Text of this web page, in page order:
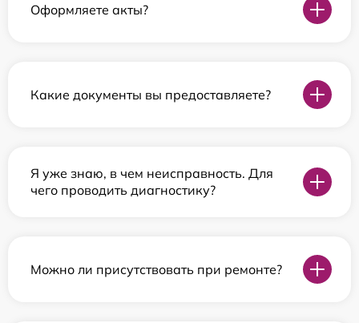
Оформляете акты?
Какие документы вы предоставляете?
Я уже знаю, в чем неисправность. Для
чего проводить диагностику?
Можно ли присутствовать при ремонте?